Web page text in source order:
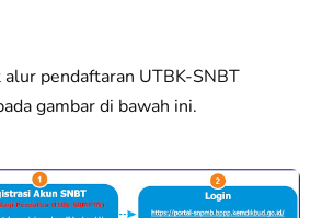
pendaftaran UTBK-SNBT
gambar di bawah ini.